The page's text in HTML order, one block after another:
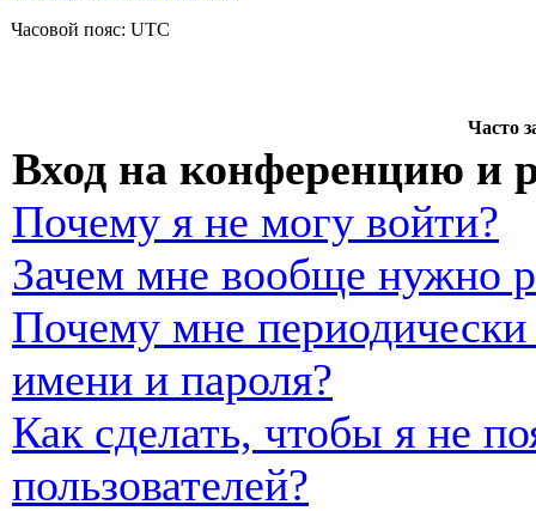
Часовой пояс: UTC
Часто
Вход на конференцию и
Почему я не могу войти?
Зачем мне вообще нужно
Почему мне периодически
имени и пароля?
Как сделать, чтобы я не
пользователей?